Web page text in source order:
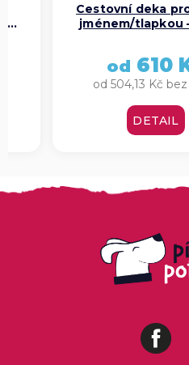
Cestovní deka
jménem/tlapkou
od 504,13 Kč
od 610
DETAIL